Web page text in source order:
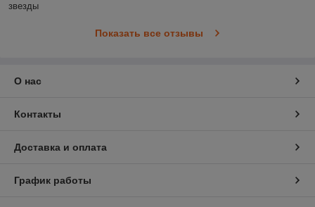
звезды
Показать все отзывы
О нас
Контакты
Доставка и оплата
График работы